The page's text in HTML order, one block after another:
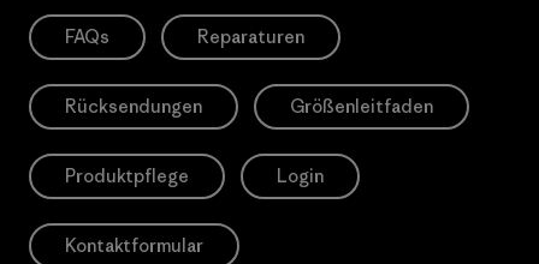
FAQs Reparaturen
Rücksendungen Größenleitfaden
Produktpflege Login
Kontaktformular